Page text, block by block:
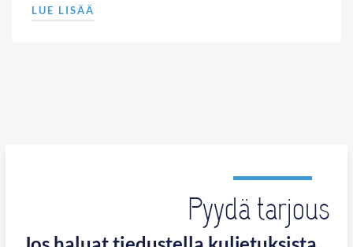
LUE LISÄÄ
Pyydä tarjous